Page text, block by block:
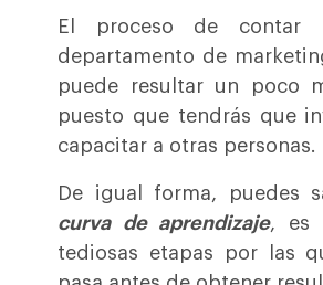
El proceso de contar
departamento de
puede resultar un poco
puesto que tendrás que
capacitar a otras personas.
De igual forma, puedes
curva de aprendizaje, es
tediosas etapas por las